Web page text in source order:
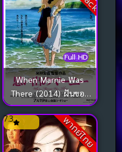
Full HD
When Marnie Was
There (2014) ฝันของ
ฉันต้องมีเธอ (ซับไทย)
พากย์ไทย
7.3